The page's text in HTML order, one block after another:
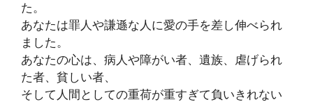
た。
あなたは罪人や謙遜な人に愛の手を差し伸べられ
ました。
あなたの心は、病人や障がい者、遺族、虐げられ
た者、貧しい者、
そして人間としての重荷が重すぎて負いきれない